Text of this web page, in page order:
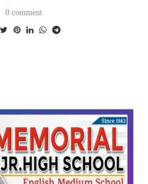
0 comment